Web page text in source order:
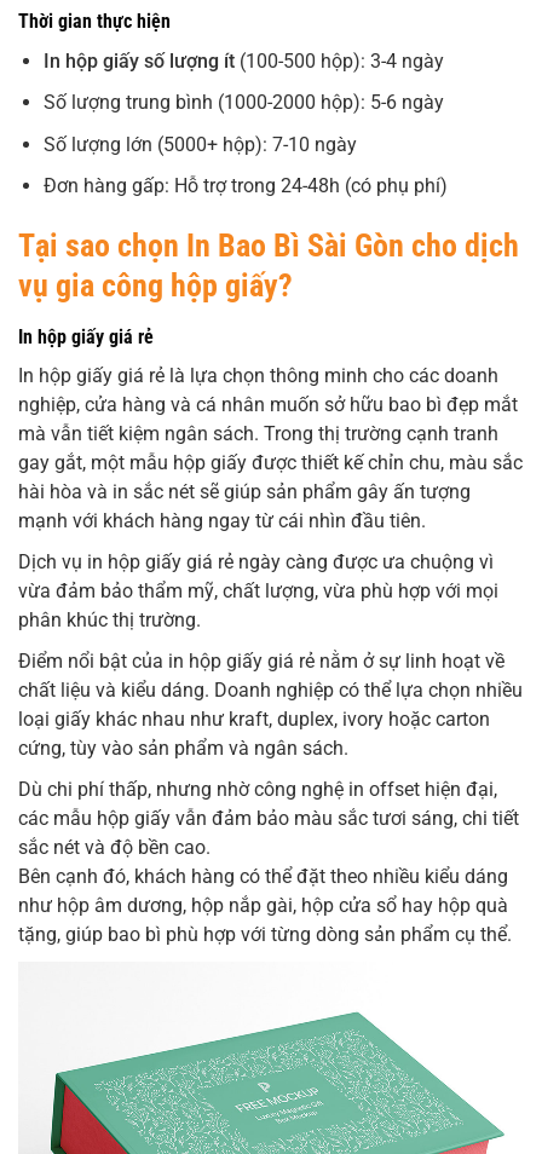
Thời gian thực hiện
In hộp giấy số lượng ít(100-500 hộp): 3-4 ngày
Số lượng trung bình (1000-2000 hộp): 5-6 ngày
Số lượng lớn (5000+ hộp): 7-10 ngày
Đơn hàng gấp: Hỗ trợ trong 24-48h (có phụ phí)
Tại sao chọn In Bao Bì Sài Gòn cho dịch
vụ gia công hộp giấy?
In hộp giấy giá rẻ
In hộp giấy giá rẻ là lựa chọn thông minh cho các doanh
nghiệp, cửa hàng và cá nhân muốn sở hữu bao bì đẹp mắt
mà vẫn tiết kiệm ngân sách. Trong thị trường cạnh tranh
gay gắt, một mẫu hộp giấy được thiết kế chỉn chu, màu sắc
hài hòa và in sắc nét sẽ giúp sản phẩm gây ấn tượng
mạnh với khách hàng ngay từ cái nhìn đầu tiên.
Dịch vụ in hộp giấy giá rẻ ngày càng được ưa chuộng vì
vừa đảm bảo thẩm mỹ, chất lượng, vừa phù hợp với mọi
phân khúc thị trường.
Điểm nổi bật của in hộp giấy giá rẻ nằm ở sự linh hoạt về
chất liệu và kiểu dáng. Doanh nghiệp có thể lựa chọn nhiều
loại giấy khác nhau như kraft, duplex, ivory hoặc carton
cứng, tùy vào sản phẩm và ngân sách.
Dù chi phí thấp, nhưng nhờ công nghệ in offset hiện đại,
các mẫu hộp giấy vẫn đảm bảo màu sắc tươi sáng, chi tiết
sắc nét và độ bền cao.
Bên cạnh đó, khách hàng có thể đặt theo nhiều kiểu dáng
như hộp âm dương, hộp nắp gài, hộp cửa sổ hay hộp quà
tặng, giúp bao bì phù hợp với từng dòng sản phẩm cụ thể.